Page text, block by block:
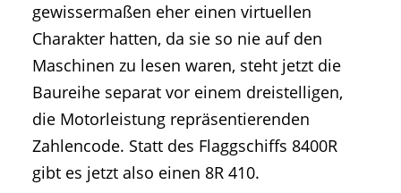
gewissermaßen eher einen virtuellen
Charakter hatten, da sie so nie auf den
Maschinen zu lesen waren, steht jetzt die
Baureihe separat vor einem dreistelligen,
die Motorleistung repräsentierenden
Zahlencode. Statt des Flaggschiffs 8400R
gibt es jetzt also einen 8R 410.